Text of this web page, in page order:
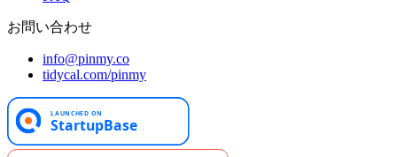
お問い合わせ
info@pinmy.co
tidycal.com/pinmy